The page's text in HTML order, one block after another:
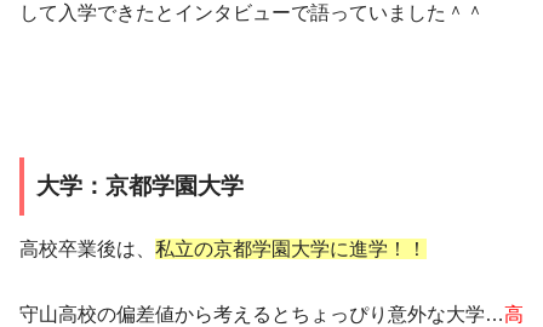
して入学できた とインタビューで語っていました＾＾
大学：京都学園大学
高校卒業後は、 私立の京都学園大学に進学！！
守山高校の偏差値から考えるとちょっぴり意外な大学…高